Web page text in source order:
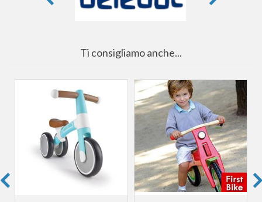
Ti consigliamo anche...